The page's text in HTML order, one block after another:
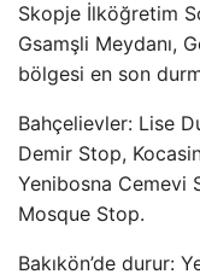
Skopje İlköğretim
Gsamşli Meydanı,
bölgesi en son
Bahçelievler: Lise
Demir Stop,
Yenibosna Cemevi
Mosque Stop.
Bakıkön’de durur: